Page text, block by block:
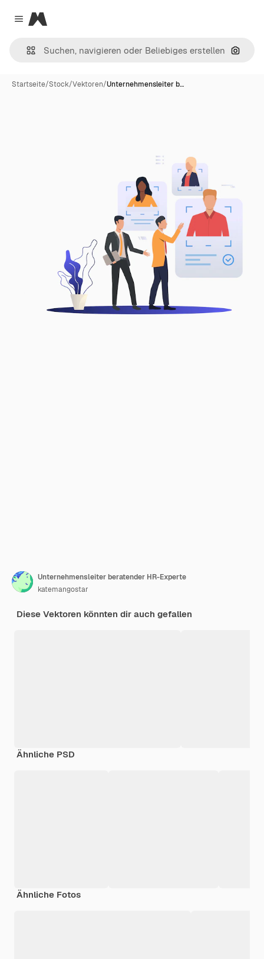
Close menu
Magnific
Nach
Startseite/Stock/Vektoren/Unternehmensleiter b…
Unternehmensleiter beratender HR-Experte
katemangostar
Diese Vektoren könnten dir auch gefallen
Ähnliche PSD
Ähnliche Fotos